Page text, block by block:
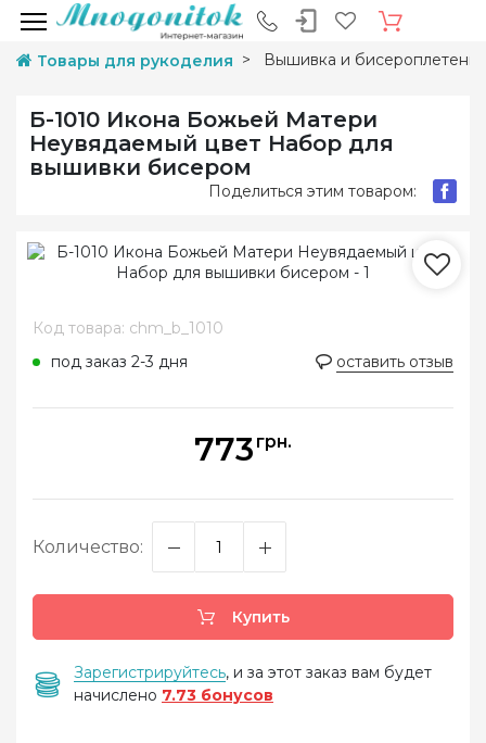
Товары для рукоделия Вышивка и
Б-1010 Икона Божьей Матери
Неувядаемый цвет Набор для
вышивки бисером
Поделиться этим товаром:
Код товара: chm_b_1010
под заказ 2-3 дня
оставить отзыв
773 грн.
Количество:
Купить
Зарегистрируйтесь, и за этот заказ вам будет
начислено 7.73 бонусов